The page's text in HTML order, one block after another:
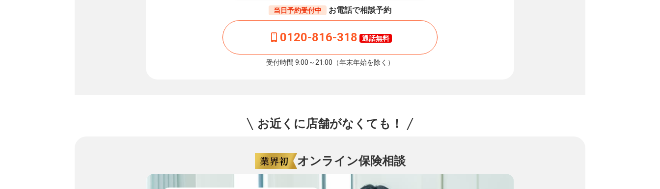
当日予約受付中 お電話で相談予約
0120-816-318 通話無料
受付時間 9:00～21:00（年末年始を除く）
お近くに店舗がなくても！
オンライン保険相談